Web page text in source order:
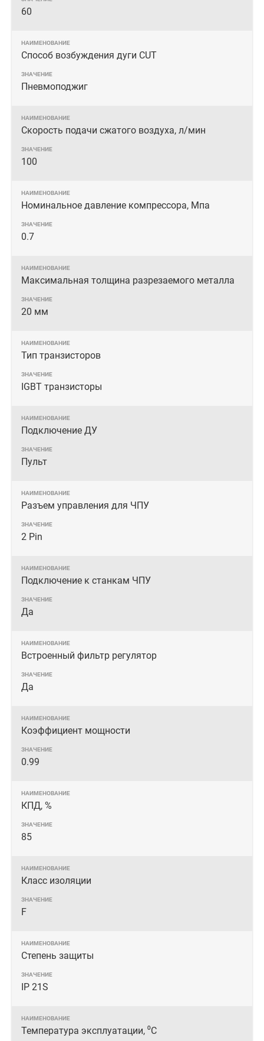
60
Способ возбуждения дуги CUT
Пневмоподжиг
Скорость подачи сжатого воздуха, л/мин
100
Номинальное давление компрессора, Мпа
0.7
Максимальная толщина разрезаемого металла
20 мм
Тип транзисторов
IGBT транзисторы
Подключение ДУ
Пульт
Разъем управления для ЧПУ
2 Pin
Подключение к станкам ЧПУ
Да
Встроенный фильтр регулятор
Да
Коэффициент мощности
0.99
КПД, %
85
Класс изоляции
F
Степень защиты
IP 21S
Температура эксплуатации, ⁰С